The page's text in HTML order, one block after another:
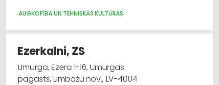
AUGKOPĪBA UN TEHNISKĀS KULTŪRAS
Ezerkalni, ZS
Umurga, Ezera 1-16, Umurgas
pagasts, Limbažu nov., LV-4004